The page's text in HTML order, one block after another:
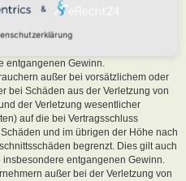
der Verletzung von Leben, Körper
wesentlicher Vertragspflichten
die auf ein vorsätzliches oder grob
entgangenen Gewinn.
außer bei vorsätzlichem oder
bei Schäden aus der Verletzung von
der Verletzung wesentlicher
auf die bei Vertragsschluss
und im übrigen der Höhe nach
begrenzt. Dies gilt auch
entgangenen Gewinn.
außer bei der Verletzung von
&